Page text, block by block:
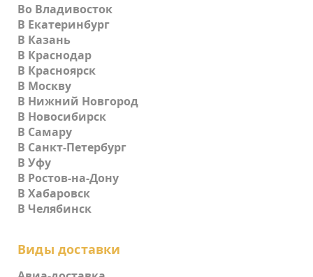
Во Владивосток
В Екатеринбург
В Казань
В Краснодар
В Красноярск
В Москву
В Нижний Новгород
В Новосибирск
В Самару
В Санкт-Петербург
В Уфу
В Ростов-на-Дону
В Хабаровск
В Челябинск
Виды доставки